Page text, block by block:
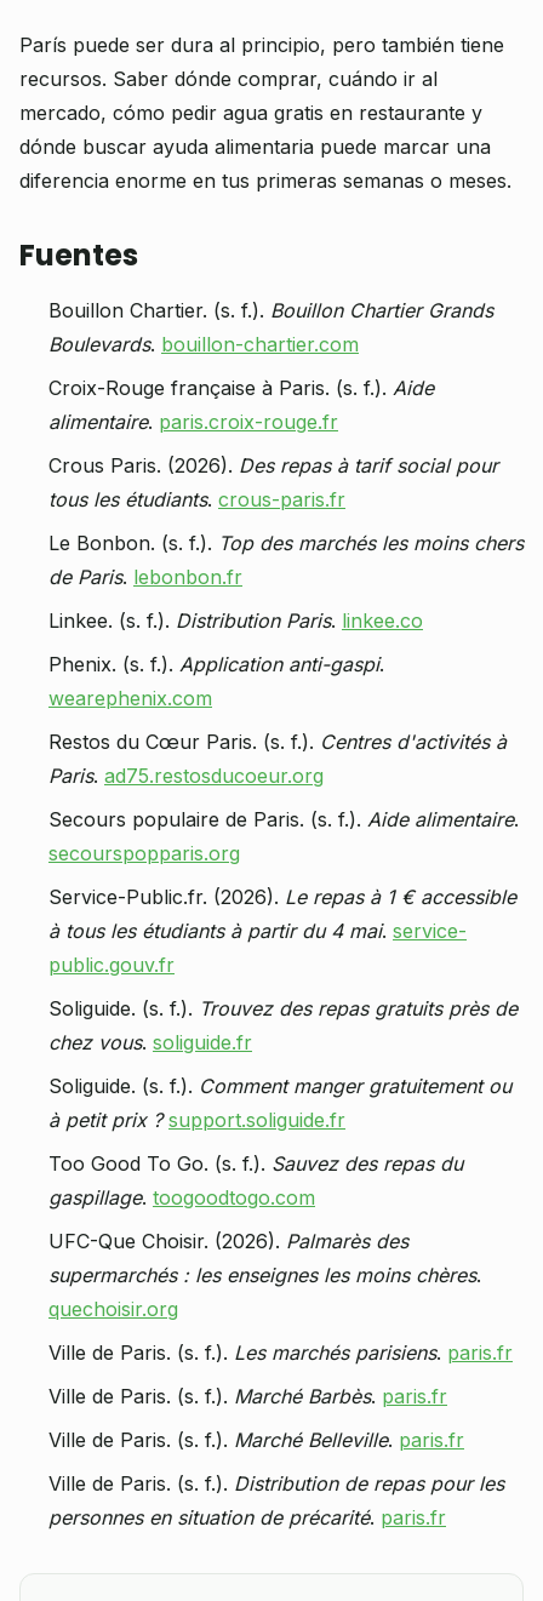
París puede ser dura al principio, pero también tiene
recursos. Saber dónde comprar, cuándo ir al
mercado, cómo pedir agua gratis en restaurante y
dónde buscar ayuda alimentaria puede marcar una
diferencia enorme en tus primeras semanas o meses.
Fuentes
Bouillon Chartier. (s. f.). Bouillon Chartier Grands
Boulevards. bouillon-chartier.com
Croix-Rouge française à Paris. (s. f.). Aide
alimentaire. paris.croix-rouge.fr
Crous Paris. (2026). Des repas à tarif social pour
tous les étudiants. crous-paris.fr
Le Bonbon. (s. f.). Top des marchés les moins chers
de Paris. lebonbon.fr
Linkee. (s. f.). Distribution Paris. linkee.co
Phenix. (s. f.). Application anti-gaspi.
wearephenix.com
Restos du Cœur Paris. (s. f.). Centres d'activités à
Paris. ad75.restosducoeur.org
Secours populaire de Paris. (s. f.). Aide alimentaire.
secourspopparis.org
Service-Public.fr. (2026). Le repas à 1 € accessible
à tous les étudiants à partir du 4 mai. service-
public.gouv.fr
Soliguide. (s. f.). Trouvez des repas gratuits près de
chez vous. soliguide.fr
Soliguide. (s. f.). Comment manger gratuitement ou
à petit prix ? support.soliguide.fr
Too Good To Go. (s. f.). Sauvez des repas du
gaspillage. toogoodtogo.com
UFC-Que Choisir. (2026). Palmarès des
supermarchés : les enseignes les moins chères.
quechoisir.org
Ville de Paris. (s. f.). Les marchés parisiens. paris.fr
Ville de Paris. (s. f.). Marché Barbès. paris.fr
Ville de Paris. (s. f.). Marché Belleville. paris.fr
Ville de Paris. (s. f.). Distribution de repas pour les
personnes en situation de précarité. paris.fr